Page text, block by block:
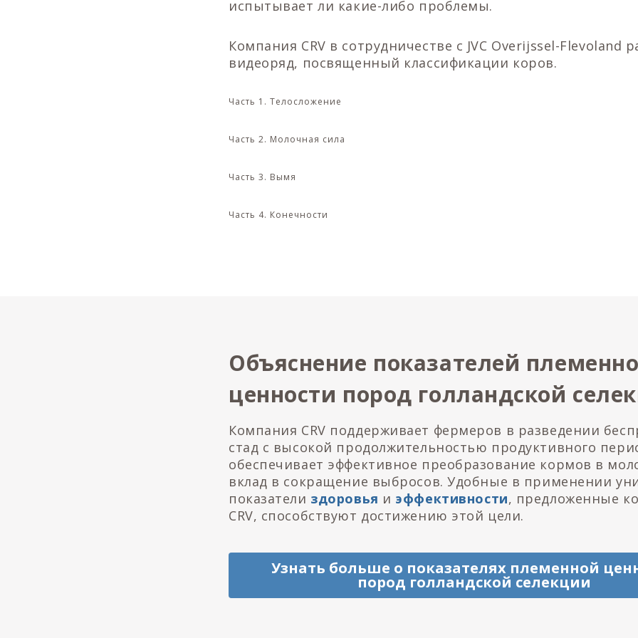
испытывает ли какие-либо проблемы.
Компания CRV в сотрудничестве с JVC Overijssel-Flevoland
видеоряд, посвященный классификации коров.
Часть 1. Телосложение
Часть 2. Молочная сила
Часть 3. Вымя
Часть 4. Конечности
Объяснение показателей
ценности пород голландской
Компания CRV поддерживает фермеров в разведении
стад с высокой продолжительностью продуктивного
обеспечивает эффективное преобразование кормов в
вклад в сокращение выбросов. Удобные в применении
показатели здоровья и эффективности, предложенные
CRV, способствуют достижению этой цели.
Узнать больше о показателях племенной
пород голландской селекции